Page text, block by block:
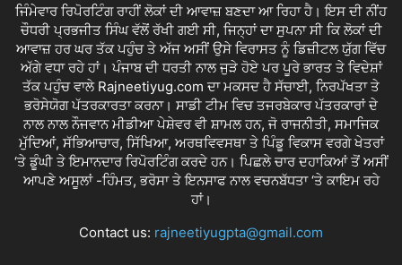
ਜਿੰਮੇਵਾਰ ਰਿਪੋਰਟਿੰਗ ਰਾਹੀਂ ਲੋਕਾਂ ਦੀ ਆਵਾਜ਼ ਬਣਦਾ ਆ ਰਿਹਾ ਹੈ। ਇਸ ਦੀ ਨੀਂਹ
ਚੌਧਰੀ ਪ੍ਰਭਜੀਤ ਸਿੰਘ ਵੱਲੋਂ ਰੱਖੀ ਗਈ ਸੀ, ਜਿਨ੍ਹਾਂ ਦਾ ਸੁਪਨਾ ਸੀ ਕਿ ਲੋਕਾਂ ਦੀ
ਆਵਾਜ਼ ਹਰ ਘਰ ਤੱਕ ਪਹੁੰਚ ਤੇ ਅੱਜ ਅਸੀਂ ਉਸੇ ਵਿਰਾਸਤ ਨੂੰ ਡਿਜ਼ੀਟਲ ਯੁੱਗ ਵਿੱਚ
ਅੱਗੇ ਵਧਾ ਰਹੇ ਹਾਂ। ਪੰਜਾਬ ਦੀ ਧਰਤੀ ਨਾਲ ਜੁੜੇ ਹੋਏ ਪਰ ਪੂਰੇ ਭਾਰਤ ਤੇ ਵਿਦੇਸ਼ਾਂ
ਤੱਕ ਪਹੁੰਚ ਵਾਲੇ Rajneetiyug.com ਦਾ ਮਕਸਦ ਹੈ ਸੱਚਾਈ, ਨਿਰਪੱਖਤਾ ਤੇ
ਭਰੋਸੇਯੋਗ ਪੱਤਰਕਾਰਤਾ ਕਰਨਾ। ਸਾਡੀ ਟੀਮ ਵਿਚ ਤਜਰਬੇਕਾਰ ਪੱਤਰਕਾਰਾਂ ਦੇ
ਨਾਲ ਨਾਲ ਨੌਜਵਾਨ ਮੀਡੀਆ ਪੇਸ਼ੇਵਰ ਵੀ ਸ਼ਾਮਲ ਹਨ, ਜੋ ਰਾਜਨੀਤੀ, ਸਮਾਜਿਕ
ਮੁੱਦਿਆਂ, ਸੱਭਿਆਚਾਰ, ਸਿੱਖਿਆ, ਅਰਥਵਿਵਸਥਾ ਤੇ ਪਿੰਡੂ ਵਿਕਾਸ ਵਰਗੇ ਖੇਤਰਾਂ
‘ਤੇ ਡੂੰਘੀ ਤੇ ਇਮਾਨਦਾਰ ਰਿਪੋਰਟਿੰਗ ਕਰਦੇ ਹਨ। ਪਿਛਲੇ ਚਾਰ ਦਹਾਕਿਆਂ ਤੋਂ ਅਸੀਂ
ਆਪਣੇ ਅਸੂਲਾਂ -ਹਿੰਮਤ, ਭਰੋਸਾ ਤੇ ਇਨਸਾਫ ਨਾਲ ਵਚਨਬੱਧਤਾ ‘ਤੇ ਕਾਇਮ ਰਹੇ
ਹਾਂ।
Contact us: rajneetiyugpta@gmail.com